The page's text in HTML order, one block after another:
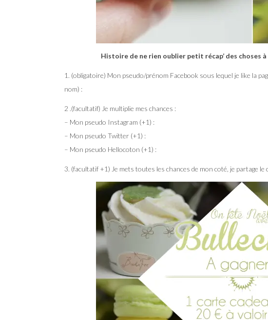
Histoire de ne rien oublier petit récap’ des
1. (obligatoire) Mon pseudo/prénom Facebook sous lequel je like la
nom) :
2 .(facultatif) Je multiplie mes chances :
– Mon pseudo Instagram (+1) :
– Mon pseudo Twitter (+1) :
– Mon pseudo Hellocoton (+1) :
3. (facultatif +1) Je mets toutes les chances de mon coté, je partage le